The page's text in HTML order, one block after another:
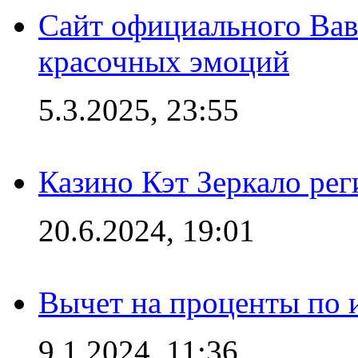
Сайт официального
красочных эмоций
5.3.2025, 23:55
Казино Кэт Зеркало
20.6.2024, 19:01
Вычет на проценты по
9.1.2024, 11:36